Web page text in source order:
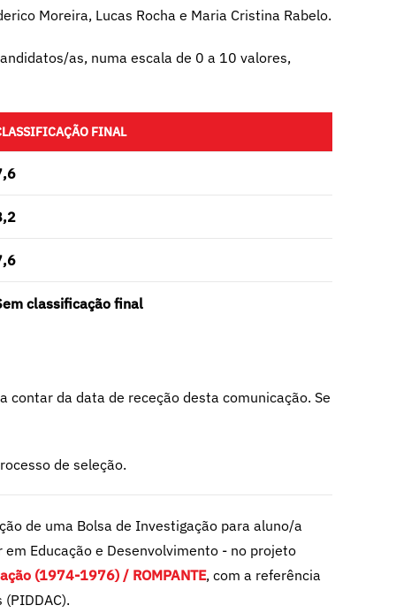
Moreira, Lucas Rocha e Maria Cristina Rabelo.
as, numa escala de 0 a 10 valores,
FINAL
classificação final
da data de receção desta comunicação. Se
de seleção.
de uma Bolsa de Investigação para aluno/a
Educação e Desenvolvimento - no projeto
(1974-1976) / ROMPANTE, com a referência